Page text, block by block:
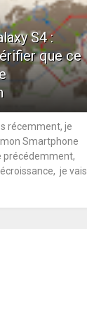
S4 :
que ce
récemment, je
Smartphone
précédemment,
je vais